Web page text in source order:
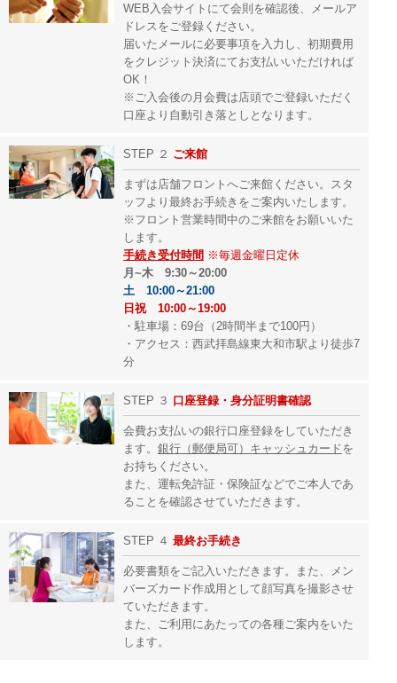
WEB入会サイトにて会則を確認後、メールア
ドレスをご登録ください。
届いたメールに必要事項を入力し、初期費用
をクレジット決済にてお支払いいただければ
OK！
※ご入会後の月会費は店頭でご登録いただく
口座より自動引き落としとなります。
STEP ２ ご来館
まずは店舗フロントへご来館ください。スタ
ッフより最終お手続きをご案内いたします。
※フロント営業時間中のご来館をお願いいた
します。
手続き受付時間 ※毎週金曜日定休
月~木 9:30～20:00
土 10:00～21:00
日祝 10:00～19:00
・駐車場：69台（2時間半まで100円）
・アクセス：西武拝島線東大和市駅より徒歩7
分
STEP ３ 口座登録・身分証明書確認
会費お支払いの銀行口座登録をしていただき
ます。 銀行（郵便局可）キャッシュカード を
お持ちください。
また、運転免許証・保険証などでご本人であ
ることを確認させていただきます。
STEP ４ 最終お手続き
必要書類をご記入いただきます。また、メン
バーズカード作成用として顔写真を撮影させ
ていただきます。
また、ご利用にあたっての各種ご案内をいた
します。